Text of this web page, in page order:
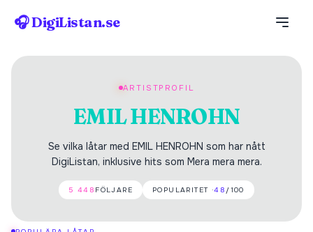
🎧 DigiListan.se
ARTISTPROFIL
EMIL HENROHN
Se vilka låtar med EMIL HENROHN som har nått
DigiListan, inklusive hits som Mera mera mera.
5 448 FÖLJARE POPULARITET ·48 /100